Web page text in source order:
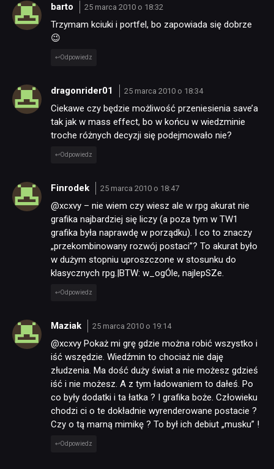
barto 25 marca 2010 o 18:32
Trzymam kciuki i portfel, bo zapowiada się dobrze
😉
Odpowiedz
dragonrider01 25 marca 2010 o 18:34
Ciekawe czy będzie możliwość przeniesienia save’a
tak jak w mass effect, bo w końcu w wiedzminie
troche różnych decyzji się podejmowało nie?
Odpowiedz
Finrodek 25 marca 2010 o 18:47
@xcxvy – nie wiem czy wiesz ale w rpg akurat nie
grafika najbardziej się liczy (a poza tym w TW1
grafika była naprawdę w porządku). I co to znaczy
„przekombinowany rozwój postaci”? To akurat było
w dużym stopniu uproszczone w stosunku do
klasycznych rpg.|BTW: w_ogÓle, najlepSZe.
Odpowiedz
Maziak 25 marca 2010 o 19:14
@xcxvy Pokaż mi grę gdzie można robić wszystko i
iść wszędzie. Wiedźmin to chociaż nie daję
złudzenia. Ma dość duży świat a nie możesz gdzieś
iść i nie możesz. A z tym ładowaniem to dałeś. Po
co były dodatki i ta łatka ? I grafika boże. Człowieku
chodzi ci o te dokładnie wyrenderowane postacie ?
Czy o tą marną mimikę ? To był ich debiut „musku” !
Odpowiedz